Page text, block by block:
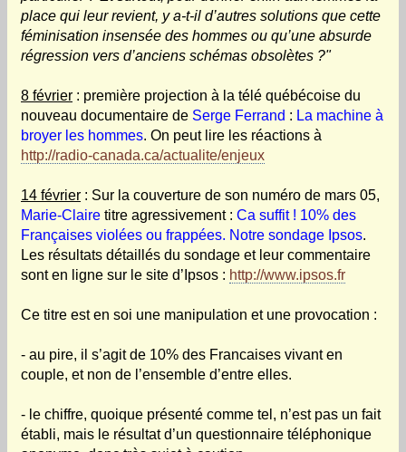
place qui leur revient, y a-t-il d’autres solutions que cette
féminisation insensée des hommes ou qu’une absurde
régression vers d’anciens schémas obsolètes ?"
8 février : première projection à la télé québécoise du
nouveau documentaire de Serge Ferrand : La machine à
broyer les hommes. On peut lire les réactions à
http://radio-canada.ca/actualite/enjeux
14 février : Sur la couverture de son numéro de mars 05,
Marie-Claire titre agressivement : Ca suffit ! 10% des
Françaises violées ou frappées. Notre sondage Ipsos.
Les résultats détaillés du sondage et leur commentaire
sont en ligne sur le site d’Ipsos : http://www.ipsos.fr
Ce titre est en soi une manipulation et une provocation :
- au pire, il s’agit de 10% des Francaises vivant en
couple, et non de l’ensemble d’entre elles.
- le chiffre, quoique présenté comme tel, n’est pas un fait
établi, mais le résultat d’un questionnaire téléphonique